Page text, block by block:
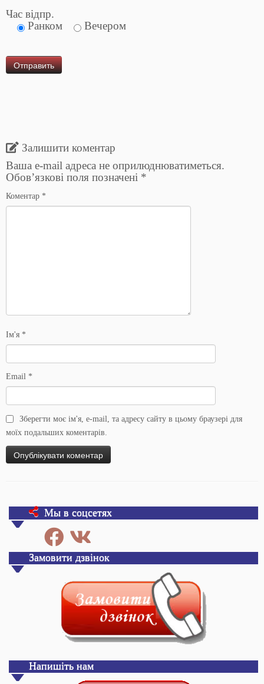
Час відпр.
Ранком
Вечером
Залишити коментар
Ваша e-mail адреса не оприлюднюватиметься.
Обов’язкові поля позначені *
Коментар *
Ім'я *
Email *
Зберегти моє ім'я, e-mail, та адресу сайту в цьому браузері для
моїх подальших коментарів.
Мы в соцсетях
Замовити дзвінок
Напишіть нам